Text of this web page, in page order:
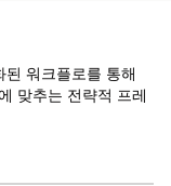
워크플로를 통해
맞추는 전략적 프레